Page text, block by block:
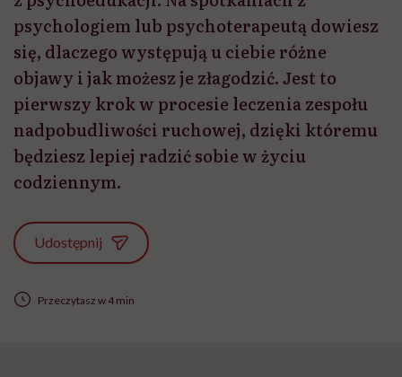
psychologiem lub psychoterapeutą dowiesz
się, dlaczego występują u ciebie różne
objawy i jak możesz je złagodzić. Jest to
pierwszy krok w procesie leczenia zespołu
nadpobudliwości ruchowej, dzięki któremu
będziesz lepiej radzić sobie w życiu
codziennym.
Udostępnij
Przeczytasz w 4 min